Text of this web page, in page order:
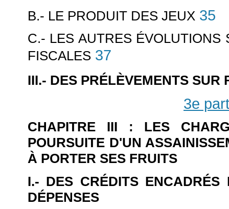
B.- LE PRODUIT DES JEUX 35
C.- LES AUTRES ÉVOLUTIONS
FISCALES 37
III.- DES PRÉLÈVEMENTS SUR
3e
CHAPITRE III : LES
POURSUITE D'UN
À PORTER SES FRUITS
I.- DES CRÉDITS
DÉPENSES